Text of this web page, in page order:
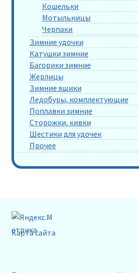
Кошельки
Мотыльницы
Черпаки
Зимние удочки
Катушки зимние
Багорики зимние
Жерлицы
Зимние ящики
Ледобуры, комплектующие
Поплавки зимние
Сторожки, кивки
Шестики для удочек
Прочее
Карта сайта